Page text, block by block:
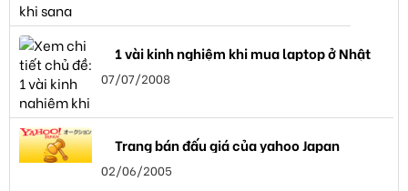
1 vài kinh nghiệm khi mua laptop ở Nhật
07/07/2008
Trang bán đấu giá của yahoo Japan
02/06/2005